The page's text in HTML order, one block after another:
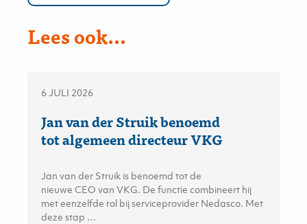
Lees ook...
6 JULI 2026
Jan van der Struik benoemd
tot algemeen directeur VKG
Jan van der Struik is benoemd tot de
nieuwe CEO van VKG. De functie combineert hij
met eenzelfde rol bij serviceprovider Nedasco. Met
deze stap …